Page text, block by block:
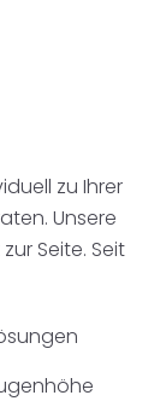
zu Ihrer
Unsere
Seite. Seit